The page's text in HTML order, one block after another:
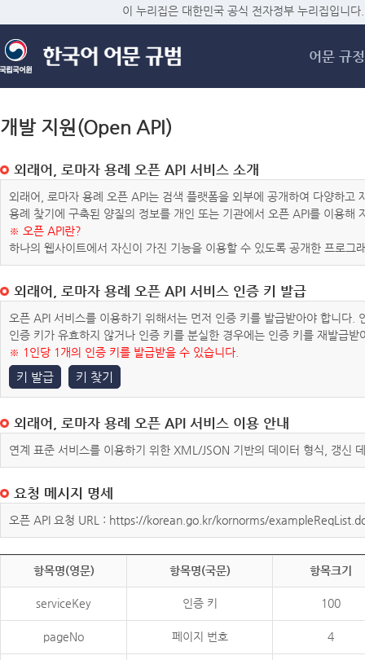
메
이 누리집은 대한민국 공식 전자정부 누리집입니다.
어문 규정
개발 지원(Open API)
외래어, 로마자 용례 오픈 API 서비스 소개
외래어, 로마자 용례 오픈 API는 검색 플랫폼을 외부에 공개하여 다양하
용례 찾기에 구축된 양질의 정보를 개인 또는 기관에서 오픈 API를 이용해
※ 오픈 API란?
하나의 웹사이트에서 자신이 가진 기능을 이용할 수 있도록 공개한 프로그
외래어, 로마자 용례 오픈 API 서비스 인증 키 발급
오픈 API 서비스를 이용하기 위해서는 먼저 인증 키를 발급받아야 합니다
인증 키가 유효하지 않거나 인증 키를 분실한 경우에는 인증 키를 재발급받
※ 1인당 1개의 인증 키를 발급받을 수 있습니다.
키 발급 키 찾기
외래어, 로마자 용례 오픈 API 서비스 이용 안내
연계 표준 서비스를 이용하기 위한 XML/JSON 기반의 데이터 형식, 갱신
요청 메시지 명세
오픈 API 요청 URL : https://korean.go.kr/kornorms/
항목명(영문) 항목명(국문) 항목크기
serviceKey 인증 키 100
pageNo 페이지 번호 4